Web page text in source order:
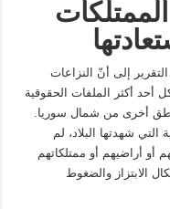
الممتلكات
إلى أنّ النزاعات
أحد أكثر الملفات الحقوقية
أخرى من شمال سوريا.
شهدتها البلاد، لم
أو أراضيهم أو ممتلكاتهم
الابتزاز والضغوط